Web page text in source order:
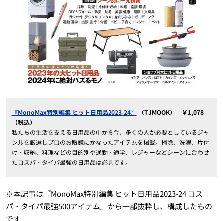
『MonoMax特別編集 ヒット日用品2023-24』
（TJMOOK） ￥1,078
（税込）
私たちの生活を支える日用品の中から今、多くの人が必要としているジャ
ンルを厳選しプロのお眼鏡にかなったアイテムを掲載。掃除、洗濯、片付
け・収納、料理などの目的別や通勤・通学、レジャーなどシーンに合わせ
たコスパ・タイパ最強の日用品は必見です。
※本記事は『MonoMax特別編集 ヒット日用品2023-24 コス
パ・タイパ最強500アイテム』から一部抜粋し、構成したもの
です